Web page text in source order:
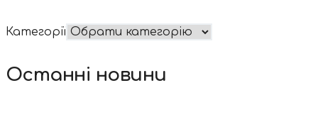
Категорії
Останні новини